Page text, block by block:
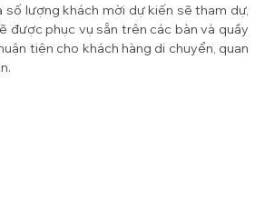
lượng khách mời dự kiến sẽ tham dự,
được phục vụ sẵn trên các bàn và quầy
tiện cho khách hàng di chuyển, quan